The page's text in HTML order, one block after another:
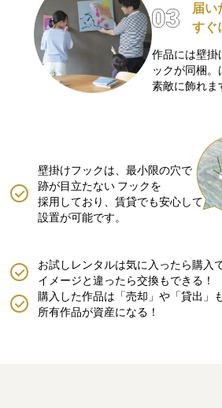
届い
すぐ
作品には壁掛
ックが同梱。
素敵に飾れま
壁掛けフックは、最小限の穴で
跡が目立たない フックを
採用しており、賃貸でも安心して
設置が可能です。
購入した作品は「売却」や「貸出」
所有作品が資産になる！
お試しレンタルは気に入ったら購入
イメージと違ったら交換もできる！